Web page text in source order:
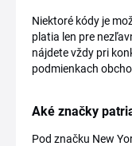
Niektoré kódy je
platia len pre
nájdete vždy pri
podmienkach
Aké značky
Pod značku New